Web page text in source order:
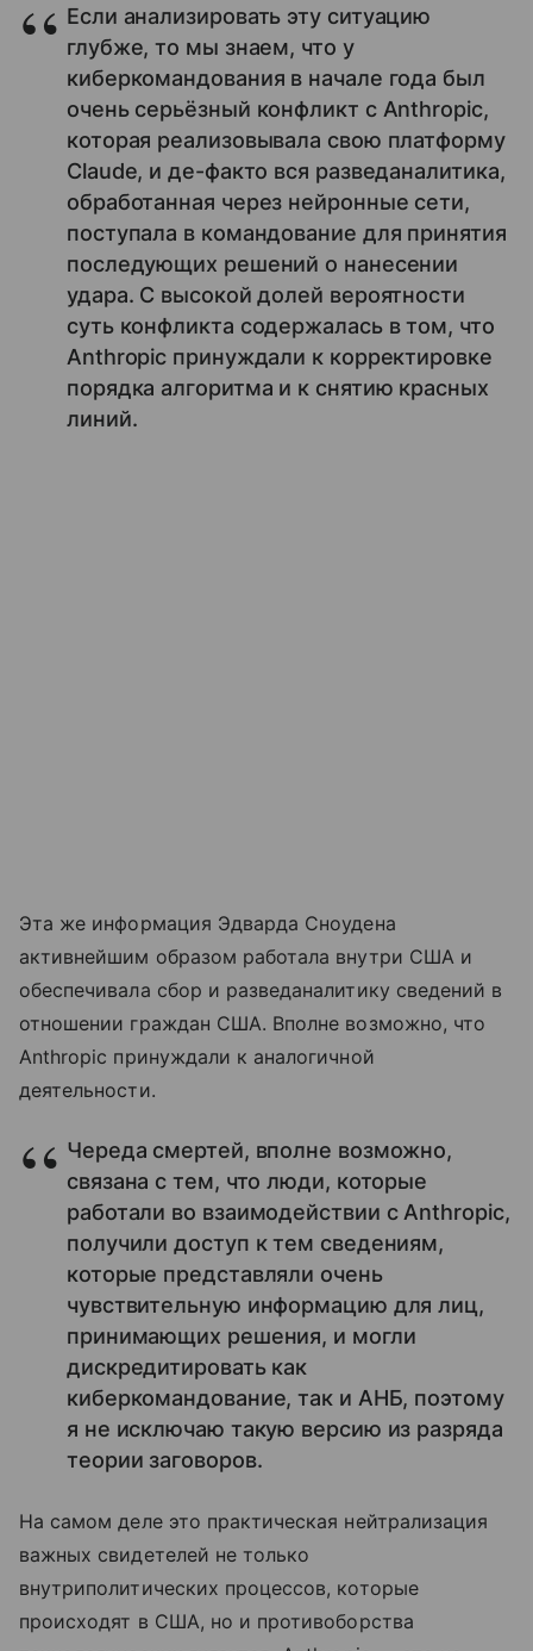
Если анализировать эту ситуацию
глубже, то мы знаем, что у
киберкомандования в начале года был
очень серьёзный конфликт с Anthropic,
которая реализовывала свою платформу
Claude, и де-факто вся разведаналитика,
обработанная через нейронные сети,
поступала в командование для принятия
последующих решений о нанесении
удара. С высокой долей вероятности
суть конфликта содержалась в том, что
Anthropic принуждали к корректировке
порядка алгоритма и к снятию красных
линий.
Эта же информация Эдварда Сноудена
активнейшим образом работала внутри США и
обеспечивала сбор и разведаналитику сведений в
отношении граждан США. Вполне возможно, что
Anthropic принуждали к аналогичной
деятельности.
Череда смертей, вполне возможно,
связана с тем, что люди, которые
работали во взаимодействии с Anthropic,
получили доступ к тем сведениям,
которые представляли очень
чувствительную информацию для лиц,
принимающих решения, и могли
дискредитировать как
киберкомандование, так и АНБ, поэтому
я не исключаю такую версию из разряда
теории заговоров.
На самом деле это практическая нейтрализация
важных свидетелей не только
внутриполитических процессов, которые
происходят в США, но и противоборства